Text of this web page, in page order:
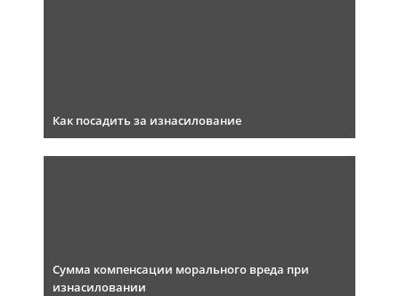
Как посадить за изнасилование
Сумма компенсации морального вреда при
изнасиловании